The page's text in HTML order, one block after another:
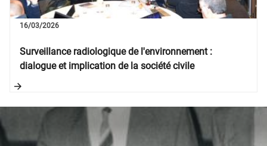
Surveillance radiologique de l'environnement :
dialogue et implication de la société civile
16/03/2026